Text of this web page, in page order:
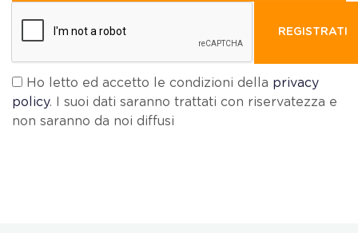
REGISTRATI
Ho letto ed accetto le condizioni della privacy
policy. I suoi dati saranno trattati con riservatezza e
non saranno da noi diffusi